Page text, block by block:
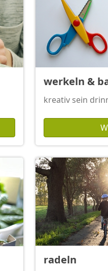
werkeln &
kreativ sein
radeln